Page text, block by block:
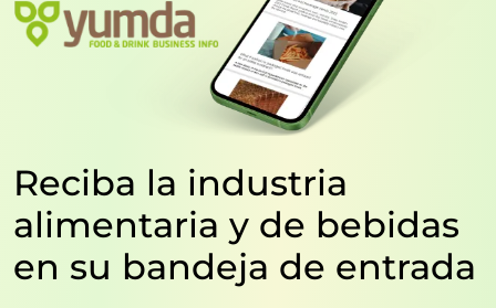
Reciba la industria
alimentaria y de bebidas
en su bandeja de entrada